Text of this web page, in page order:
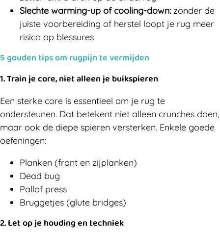
Slechte warming-up of cooling-down:zonder de
juiste voorbereiding of herstel loopt je rug meer
risico op blessures
5 gouden tips om rugpijn te vermijden
1.Train je core, niet alleen je buikspieren
Een sterke core is essentieel om je rug te
ondersteunen. Dat betekent niet alleen crunches doen,
maar ook de diepe spieren versterken. Enkele goede
oefeningen:
Planken (front en zijplanken)
Dead bug
Pallof press
Bruggetjes (glute bridges)
2.Let op je houding en techniek